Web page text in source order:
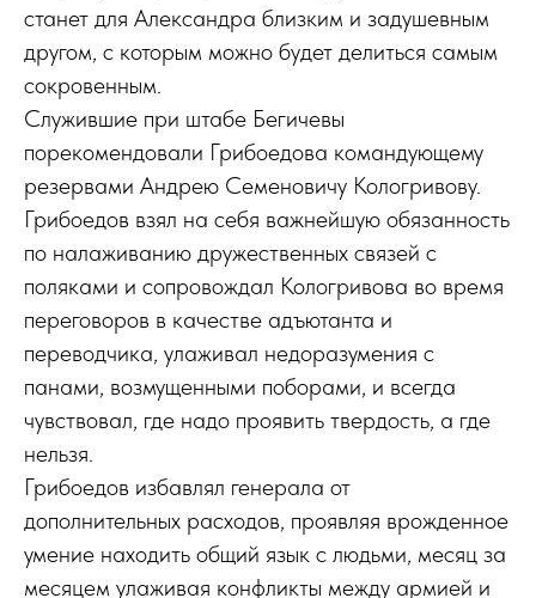
станет для Александра близким и задушевным
другом, с которым можно будет делиться самым
сокровенным.
Служившие при штабе Бегичевы
порекомендовали Грибоедова командующему
резервами Андрею Семеновичу Кологривову.
Грибоедов взял на себя важнейшую обязанность
по налаживанию дружественных связей с
поляками и сопровождал Кологривова во время
переговоров в качестве адъютанта и
переводчика, улаживал недоразумения с
панами, возмущенными поборами, и всегда
чувствовал, где надо проявить твердость, а где
нельзя.
Грибоедов избавлял генерала от
дополнительных расходов, проявляя врожденное
умение находить общий язык с людьми, месяц за
месяцем улаживая конфликты между армией и